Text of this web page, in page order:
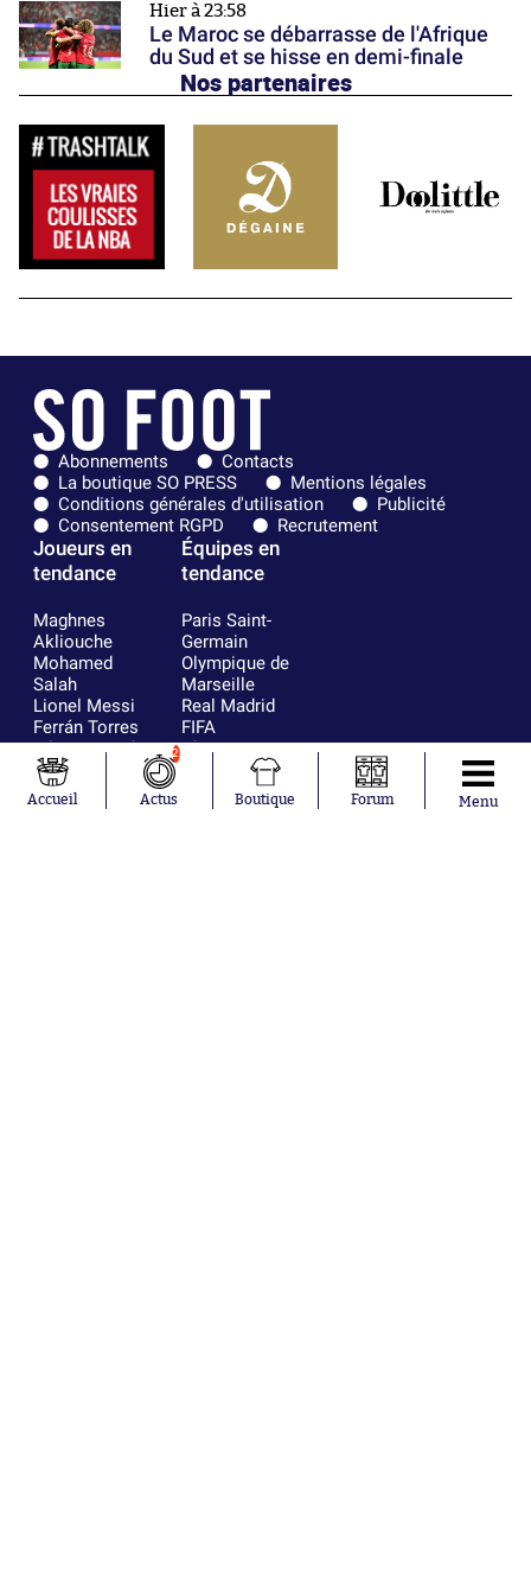
Hier à 23:58
Le Maroc se débarrasse de l'Afrique
du Sud et se hisse en demi-finale
Nos partenaires
Abonnements
Contacts
La boutique SO PRESS
Mentions légales
Conditions générales d'utilisation
Publicité
Consentement RGPD
Recrutement
Joueurs en
tendance
Maghnes
Akliouche
Mohamed
Salah
Lionel Messi
Ferrán Torres
Kilian Corredor
Franco
Mastantuono
Orel Mangala
Équipes en
tendance
Paris Saint-
Germain
Olympique de
Marseille
Real Madrid
FIFA
Olympique
AS Monaco
FC Barcelone
Accueil
2
Actus Boutique Forum Menu